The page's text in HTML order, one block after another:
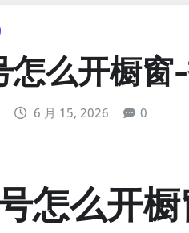
怎么开橱窗
6 月 15, 2026 0
怎么开